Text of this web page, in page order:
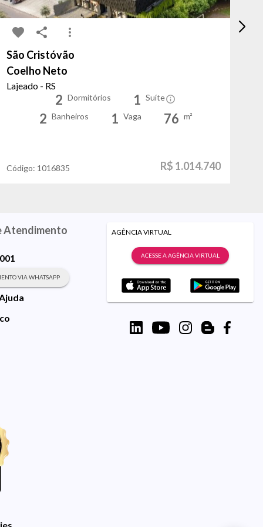
São Cristóvão
Coelho Neto
Lajeado - RS
2 Dormitórios 1 Suíte
2 Banheiros 1 Vaga 76 m²
Código: 1016835 R$ 1.014.740
Atendimento
VIA WHATSAPP
AGÊNCIA VIRTUAL
ACESSE A AGÊNCIA VIRTUAL